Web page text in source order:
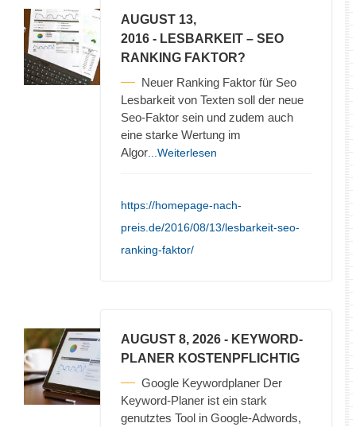
AUGUST 13,
2016 - LESBARKEIT – SEO
RANKING FAKTOR?
Neuer Ranking Faktor für Seo
Lesbarkeit von Texten soll der neue
Seo-Faktor sein und zudem auch
eine starke Wertung im
Algor ...Weiterlesen
https://homepage-nach-
preis.de/2016/08/13/lesbarkeit-seo-
ranking-faktor/
AUGUST 8, 2026 - KEYWORD-
PLANER KOSTENPFLICHTIG
Google Keywordplaner Der
Keyword-Planer ist ein stark
genutztes Tool in Google-Adwords,